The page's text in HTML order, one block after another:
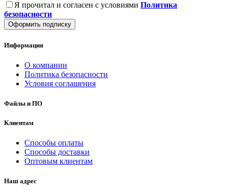
Я прочитал и согласен с условиями Политика
безопасности
Оформить подписку
Информация
О компании
Политика безопасности
Условия соглашения
Файлы и ПО
Клиентам
Способы оплаты
Способы доставки
Оптовым клиентам
Наш адрес